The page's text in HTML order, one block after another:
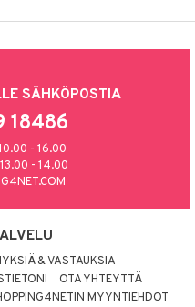
SÄHKÖPOSTIA
- 16.00
- 14.00
& VASTAUKSIA
OTA YHTEYTTÄ
MYYNTIEHDOT